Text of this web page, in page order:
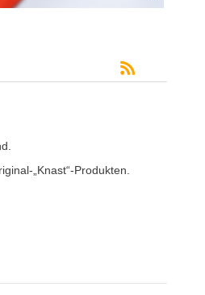
„Knast“-Produkten.